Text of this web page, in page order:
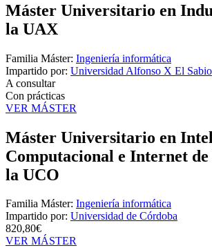
Máster Universitario en
la UAX
Familia Máster: Ingeniería informática
Impartido por: Universidad Alfonso X El Sabio
A consultar
Con prácticas
VER MÁSTER
Máster Universitario en
Computacional e Internet de
la UCO
Familia Máster: Ingeniería informática
Impartido por: Universidad de Córdoba
820,80€
VER MÁSTER